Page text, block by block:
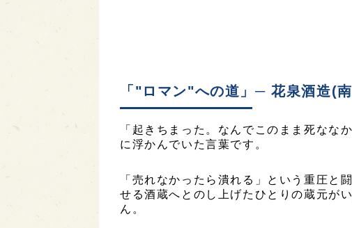
「"ロマン"への道」─ 花泉酒造(
「起きちまった。なんでこのまま死なな
に浮かんでいた言葉です。
「売れなかったら潰れる」という重圧と
せる酒蔵へとのし上げたひとりの蔵元が
ん。